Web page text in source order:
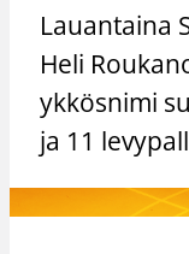
Lauantaina
Heli
ykkösnimi
ja 11